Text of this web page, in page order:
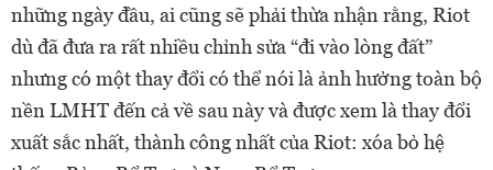
những ngày đầu, ai cũng sẽ phải thừa nhận rằng, Riot
dù đã đưa ra rất nhiều chỉnh sửa “đi vào lòng đất”
nhưng có một thay đổi có thể nói là ảnh hưởng toàn bộ
nền LMHT đến cả về sau này và được xem là thay đổi
xuất sắc nhất, thành công nhất của Riot: xóa bỏ hệ